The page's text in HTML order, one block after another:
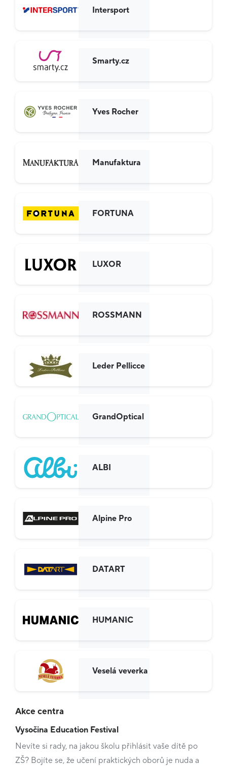
Intersport
Smarty.cz
Yves Rocher
Manufaktura
FORTUNA
LUXOR
ROSSMANN
Leder Pellicce
GrandOptical
ALBI
Alpine Pro
DATART
HUMANIC
Veselá veverka
Akce centra
Vysočina Education Festival
Nevíte si rady, na jakou školu přihlásit vaše dítě po
ZŠ? Bojíte se, že učení praktických oborů je nuda a